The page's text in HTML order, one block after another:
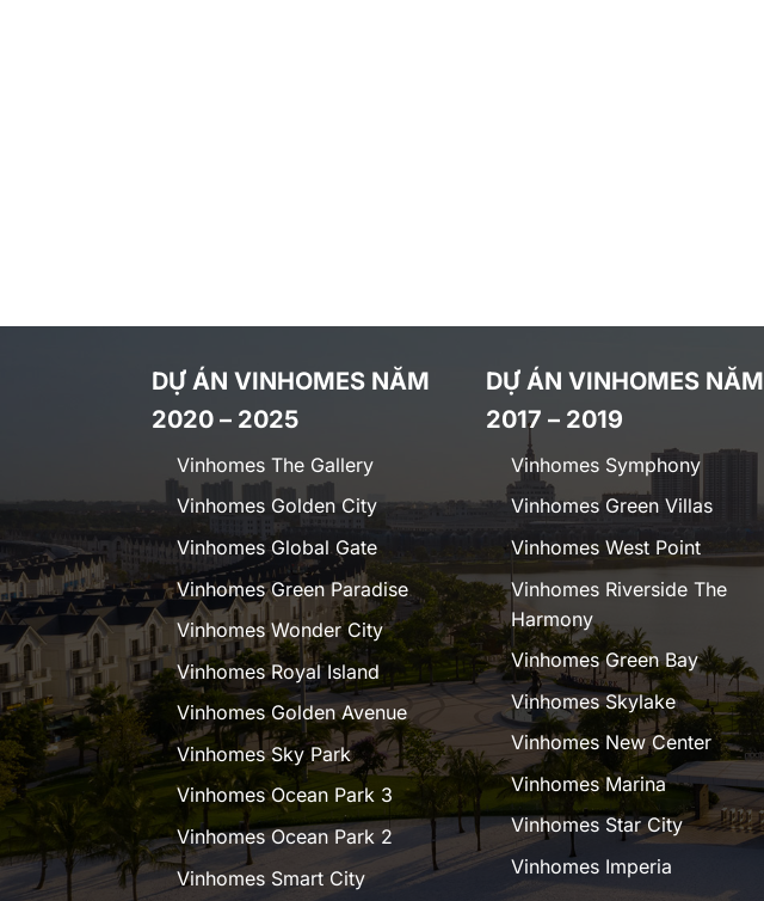
DỰ ÁN VINHOMES NĂM
2020 – 2025
Vinhomes The Gallery
Vinhomes Golden City
Vinhomes Global Gate
Vinhomes Green Paradise
Vinhomes Wonder City
Vinhomes Royal Island
Vinhomes Golden Avenue
Vinhomes Sky Park
Vinhomes Ocean Park 3
Vinhomes Ocean Park 2
Vinhomes Smart City
DỰ ÁN VINHOMES NĂM
2017 – 2019
Vinhomes Symphony
Vinhomes Green Villas
Vinhomes West Point
Vinhomes Riverside The
Harmony
Vinhomes Green Bay
Vinhomes Skylake
Vinhomes New Center
Vinhomes Marina
Vinhomes Star City
Vinhomes Imperia